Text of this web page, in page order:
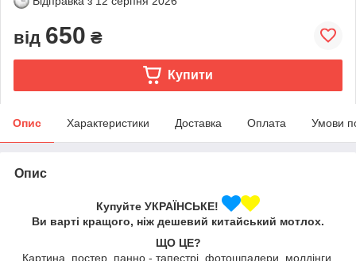
від 650 ₴
Купити
Опис Характеристики Доставка Оплата Умови
Опис
Купуйте УКРАЇНСЬКЕ!
Ви варті кращого, ніж дешевий китайський мотлох.
ЩО ЦЕ?
Картина, постер, панно - тапестрі, фотошпалери, молдінги,